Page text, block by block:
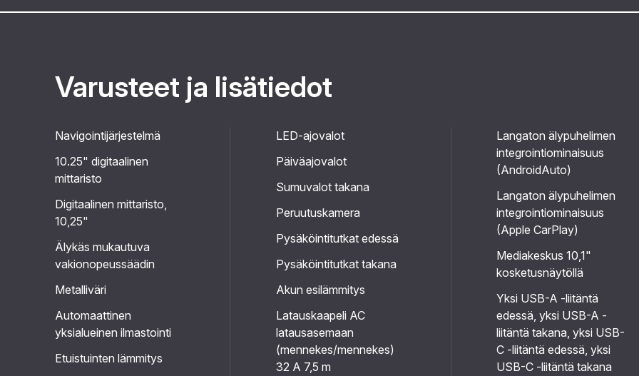
Varusteet ja lisätiedot
Navigointijärjestelmä
10.25" digitaalinen
mittaristo
Digitaalinen mittaristo,
10,25"
Älykäs mukautuva
vakionopeussäädin
Metalliväri
Automaattinen
yksialueinen ilmastointi
Etuistuinten lämmitys
LED-ajovalot
Päiväajovalot
Sumuvalot takana
Peruutuskamera
Pysäköintitutkat edessä
Pysäköintitutkat takana
Akun esilämmitys
Latauskaapeli AC
latausasemaan
(mennekes/mennekes)
32 A 7,5 m
Langaton älypuhelimen
integrointiominaisuus
(AndroidAuto)
Langaton älypuhelimen
integrointiominaisuus
(Apple CarPlay)
Mediakeskus 10,1"
kosketusnäytöllä
Yksi USB-A -liitäntä
edessä, yksi USB-A -
liitäntä takana, yksi USB-
C -liitäntä edessä, yksi
USB-C -liitäntä takana